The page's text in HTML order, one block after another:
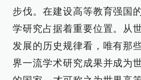
步伐。在建设高等教育强国
学研究占据着重要位置。从
发展的历史规律看，唯有那
界一流学术研究成果并成为